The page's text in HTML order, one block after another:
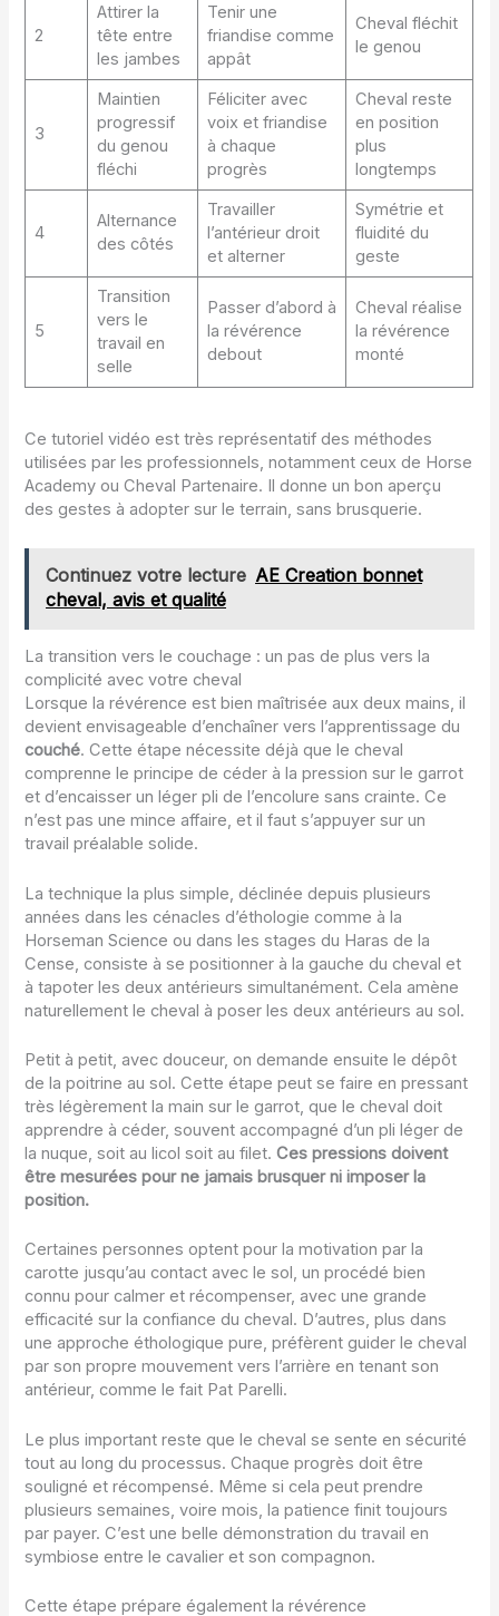
2
Attirer la
tête entre
les jambes
Tenir une
friandise comme
appât
Cheval fléchit
le genou
3
Maintien
progressif
du genou
fléchi
Féliciter avec
voix et friandise
à chaque
progrès
Cheval reste
en position
plus
longtemps
4
Alternance
des côtés
Travailler
l’antérieur droit
et alterner
Symétrie et
fluidité du
geste
5
Transition
vers le
travail en
selle
Passer d’abord à
la révérence
debout
Cheval réalise
la révérence
monté
Ce tutoriel vidéo est très représentatif des méthodes
utilisées par les professionnels, notamment ceux de Horse
Academy ou Cheval Partenaire. Il donne un bon aperçu
des gestes à adopter sur le terrain, sans brusquerie.
Continuez votre lecture AE Creation bonnet
cheval, avis et qualité
La transition vers le couchage : un pas de plus vers la
complicité avec votre cheval
Lorsque la révérence est bien maîtrisée aux deux mains, il
devient envisageable d’enchaîner vers l’apprentissage du
couché. Cette étape nécessite déjà que le cheval
comprenne le principe de céder à la pression sur le garrot
et d’encaisser un léger pli de l’encolure sans crainte. Ce
n’est pas une mince affaire, et il faut s’appuyer sur un
travail préalable solide.
La technique la plus simple, déclinée depuis plusieurs
années dans les cénacles d’éthologie comme à la
Horseman Science ou dans les stages du Haras de la
Cense, consiste à se positionner à la gauche du cheval et
à tapoter les deux antérieurs simultanément. Cela amène
naturellement le cheval à poser les deux antérieurs au sol.
Petit à petit, avec douceur, on demande ensuite le dépôt
de la poitrine au sol. Cette étape peut se faire en pressant
très légèrement la main sur le garrot, que le cheval doit
apprendre à céder, souvent accompagné d’un pli léger de
la nuque, soit au licol soit au filet.Ces pressions doivent
être mesurées pour ne jamais brusquer ni imposer la
position.
Certaines personnes optent pour la motivation par la
carotte jusqu’au contact avec le sol, un procédé bien
connu pour calmer et récompenser, avec une grande
efficacité sur la confiance du cheval. D’autres, plus dans
une approche éthologique pure, préfèrent guider le cheval
par son propre mouvement vers l’arrière en tenant son
antérieur, comme le fait Pat Parelli.
Le plus important reste que le cheval se sente en sécurité
tout au long du processus. Chaque progrès doit être
souligné et récompensé. Même si cela peut prendre
plusieurs semaines, voire mois, la patience finit toujours
par payer. C’est une belle démonstration du travail en
symbiose entre le cavalier et son compagnon.
Cette étape prépare également la révérence